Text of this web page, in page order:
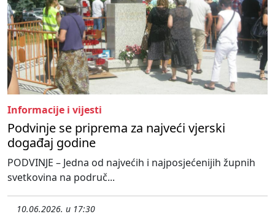
Informacije i vijesti
Podvinje se priprema za najveći vjerski
događaj godine
PODVINJE – Jedna od najvećih i najposjećenijih župnih
svetkovina na područ...
10.06.2026. u 17:30